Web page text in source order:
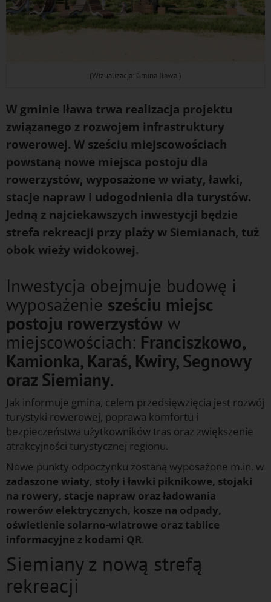
(Wizualizacja: Gmina Iława.)
W gminie Iława trwa realizacja projektu
związanego z rozwojem infrastruktury
rowerowej. W sześciu miejscowościach
powstaną nowe miejsca postoju dla
rowerzystów, wyposażone w wiaty, ławki,
stacje napraw i udogodnienia dla turystów.
Jedną z najciekawszych inwestycji będzie
strefa rekreacji przy plaży w Siemianach, tuż
obok wieży widokowej.
Inwestycja obejmuje budowę i
wyposażenie sześciu miejsc
postoju rowerzystów w
miejscowościach: Franciszkowo,
Kamionka, Karaś, Kwiry, Segnowy
oraz Siemiany.
Jak informuje gmina, celem przedsięwzięcia jest rozwój
turystyki rowerowej, poprawa komfortu i
bezpieczeństwa użytkowników tras oraz zwiększenie
atrakcyjności turystycznej regionu.
Nowe punkty odpoczynku zostaną wyposażone m.in. w
zadaszone wiaty, stoły i ławki piknikowe, stojaki
na rowery, stacje napraw oraz ładowania
rowerów elektrycznych, kosze na odpady,
oświetlenie solarno-wiatrowe oraz tablice
informacyjne z kodami QR.
Siemiany z nową strefą
rekreacji